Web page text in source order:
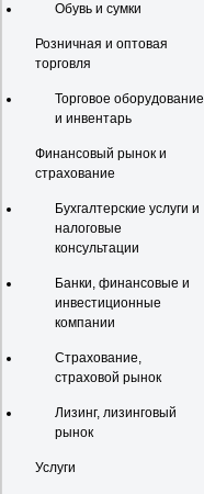
Обувь и сумки
Розничная и оптовая
торговля
Торговое оборудование
и инвентарь
Финансовый рынок и
страхование
Бухгалтерские услуги и
налоговые
консультации
Банки, финансовые и
инвестиционные
компании
Страхование,
страховой рынок
Лизинг, лизинговый
рынок
Услуги